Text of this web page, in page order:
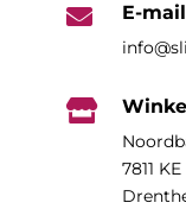
 E-mail

7811